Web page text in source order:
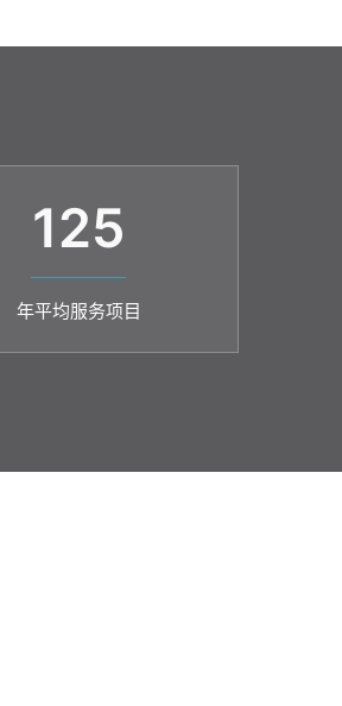
125
年平均服务项目